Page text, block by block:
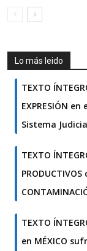
Lo más leido
TEXTO
EXPRESIÓN
Sistema
TEXTO
TEXTO
en MÉXICO